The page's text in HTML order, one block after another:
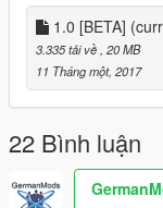
1.0 [BETA]
3.335 tải về , 20 MB
11 Tháng một, 2017
22 Bình luận